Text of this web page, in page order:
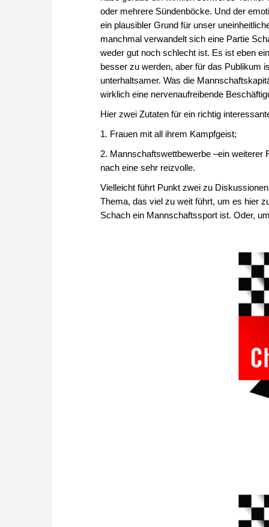
oder mehrere Sündenböcke. Und der
ein plausibler Grund für unser
manchmal verwandelt sich eine Partie
weder gut noch schlecht ist. Es ist eben
besser zu werden, aber für das Publikum
unterhaltsamer. Was die
wirklich eine nervenaufreibende
Hier zwei Zutaten für ein richtig
1. Frauen mit all ihrem Kampfgeist;
2. Mannschaftswettbewerbe –ein weiterer
nach eine sehr reizvolle.
Vielleicht führt Punkt zwei zu
Thema, das viel zu weit führt, um es hier
Schach ein Mannschaftssport ist. Oder,